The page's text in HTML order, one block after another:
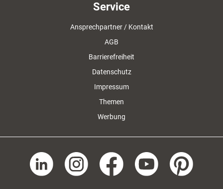
Service
Ansprechpartner / Kontakt
AGB
Barrierefreiheit
Datenschutz
Impressum
Themen
Werbung